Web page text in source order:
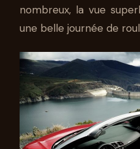
nombreux, la vue
une belle journée de